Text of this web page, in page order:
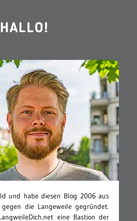
HALLO!
und habe diesen Blog 2006 aus
die Langeweile gegründet.
eine Bastion der